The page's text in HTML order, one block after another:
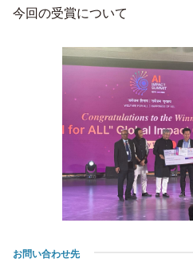
今回の受賞について
お問い合わせ先